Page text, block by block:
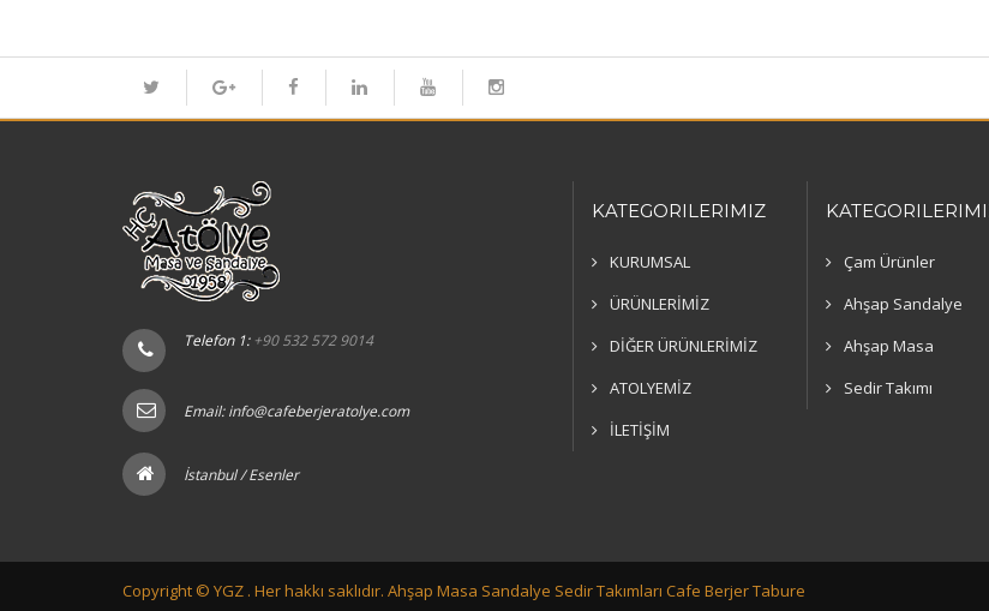
Telefon 1: +90 532 572 9014
Email:info@cafeberjeratolye.com
İstanbul / Esenler
KATEGORILERIMIZ
KURUMSAL
ÜRÜNLERİMİZ
DİĞER ÜRÜNLERİMİZ
ATOLYEMİZ
İLETİŞİM
Çam Ürünler
Ahşap Sandalye
Ahşap Masa
Sedir Takımı
Copyright © YGZ . Her hakkı saklıdır. Ahşap Masa Sandalye Sedir Takımları Cafe Berjer Tabure